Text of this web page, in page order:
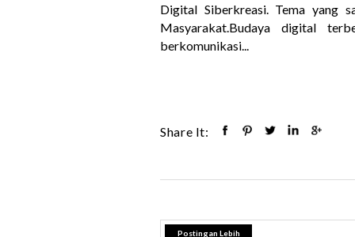
Digital Siberkreasi. Tema yang
Masyarakat.Budaya digital
berkomunikasi...
Share It:
Postingan Lebih